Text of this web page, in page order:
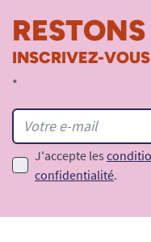
INSCRIVEZ-
*
J'accepte les
confidentialité.